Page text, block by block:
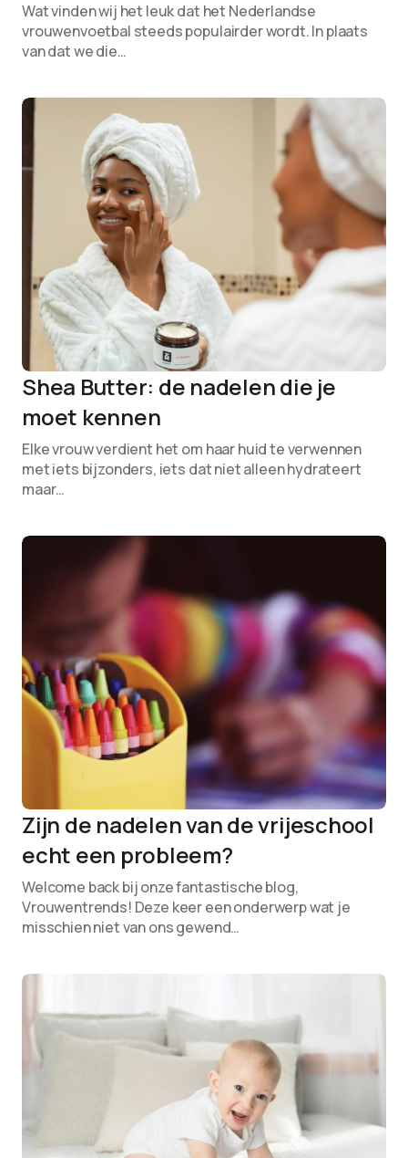
Wat vinden wij het leuk dat het Nederlandse
vrouwenvoetbal steeds populairder wordt. In plaats
van dat we die…
Shea Butter: de nadelen die je
moet kennen
Elke vrouw verdient het om haar huid te verwennen
met iets bijzonders, iets dat niet alleen hydrateert
maar…
Zijn de nadelen van de vrijeschool
echt een probleem?
Welcome back bij onze fantastische blog,
Vrouwentrends! Deze keer een onderwerp wat je
misschien niet van ons gewend…